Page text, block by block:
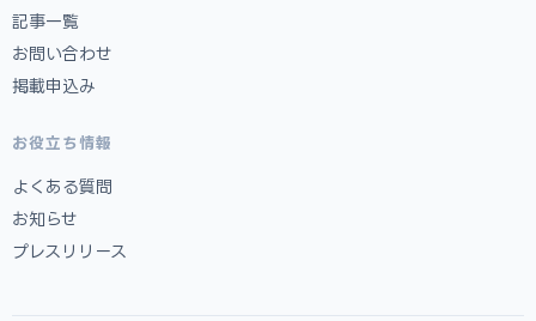
記事一覧
お問い合わせ
掲載申込み
お役立ち情報
よくある質問
お知らせ
プレスリリース